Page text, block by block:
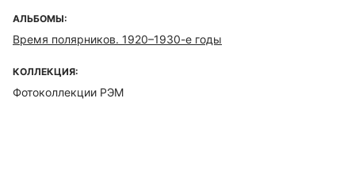
АЛЬБОМЫ:
Время полярников. 1920–1930-е годы
КОЛЛЕКЦИЯ:
Фотоколлекции РЭМ